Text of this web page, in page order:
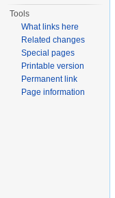
Tools
What links here
Related changes
Special pages
Printable version
Permanent link
Page information